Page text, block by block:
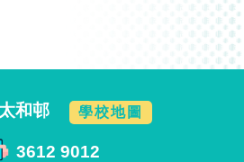
和邨 學校地圖
3612 9012